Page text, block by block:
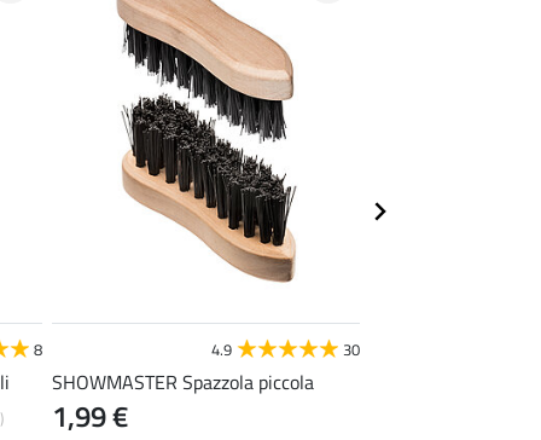
8 4.9 30
SHOWMASTER Spazzola piccola
1,99 €